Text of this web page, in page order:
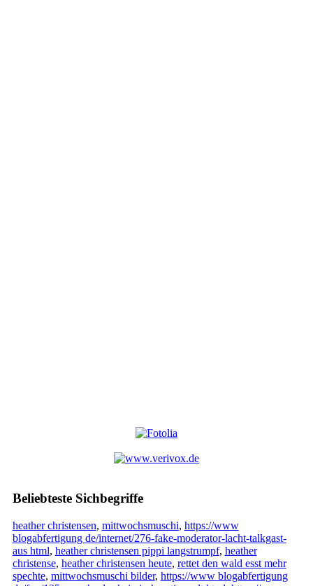
Beliebteste Sichbegriffe
heather christensen, mittwochsmuschi, https://www
blogabfertigung de/internet/276-fake-moderator-lacht-talkgast-
aus html, heather christensen pippi langstrumpf, heather
christense, heather christensen heute, rettet den wald esst mehr
spechte, mittwochsmuschi bilder, https://www blogabfertigung